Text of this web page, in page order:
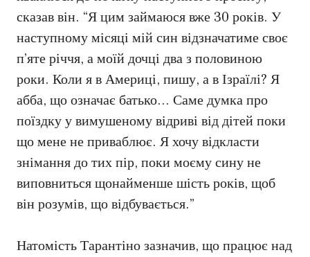
сказав він. “Я цим займаюся вже 30 років. У
наступному місяці мій син відзначатиме своє
п’яте річчя, а моїй дочці два з половиною
роки. Коли я в Америці, пишу, а в Ізраїлі? Я
абба, що означає батько… Саме думка про
поїздку у вимушеному відриві від дітей поки
що мене не приваблює. Я хочу відкласти
знімання до тих пір, поки моєму сину не
виповниться щонайменше шість років, щоб
він розумів, що відбувається.”
Натомість Тарантіно зазначив, що працює над